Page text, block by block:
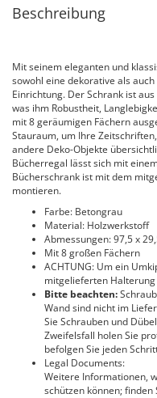
Beschreibung
Mit seinem eleganten und
sowohl eine dekorative als
Einrichtung. Der Schrank ist
was ihm Robustheit,
mit 8 geräumigen Fächern
Stauraum, um Ihre
andere Deko-Objekte
Bücherregal lässt sich mit
Bücherschrank ist mit dem
montieren.
Farbe: Betongrau
Material: Holzwerkstoff
Abmessungen: 97,5 x
Mit 8 großen Fächern
ACHTUNG: Um ein
mitgelieferten
Bitte beachten:
Wand sind nicht im
Sie Schrauben und
Zweifelsfall holen Sie
befolgen Sie jeden
Legal Documents:
Weitere Informationen,
schützen können; finden